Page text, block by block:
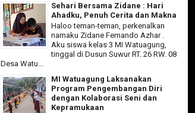
Sehari Bersama Zidane : Hari
Ahadku, Penuh Cerita dan Makna
Haloo teman-teman, perkenalkan
namaku Zidane Fernando Azhar .
Aku siswa kelas 3 MI Watuagung,
tinggal di Dusun Suwur RT. 26 RW. 08
Desa Watu...
MI Watuagung Laksanakan
Program Pengembangan Diri
dengan Kolaborasi Seni dan
Kepramukaan